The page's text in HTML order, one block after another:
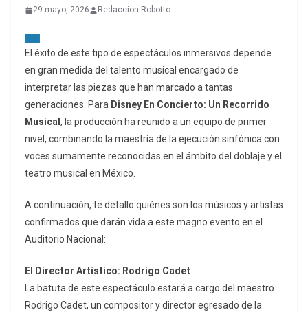
29 mayo, 2026 Redaccion Robotto
El éxito de este tipo de espectáculos inmersivos depende
en gran medida del talento musical encargado de
interpretar las piezas que han marcado a tantas
generaciones. Para Disney En Concierto: Un Recorrido
Musical , la producción ha reunido a un equipo de primer
nivel, combinando la maestría de la ejecución sinfónica con
voces sumamente reconocidas en el ámbito del doblaje y el
teatro musical en México.
A continuación, te detallo quiénes son los músicos y artistas
confirmados que darán vida a este magno evento en el
Auditorio Nacional:
El Director Artístico: Rodrigo Cadet
La batuta de este espectáculo estará a cargo del maestro
Rodrigo Cadet, un compositor y director egresado de la